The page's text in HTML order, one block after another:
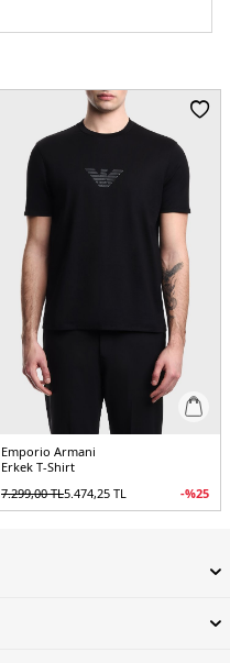
Emporio Armani
Erkek T-Shirt
7.299,00TL5.474,25 TL -%25